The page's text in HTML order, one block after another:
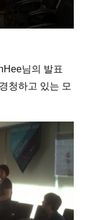
님의 발표
청하고 있는 모